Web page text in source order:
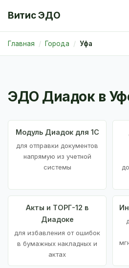
Витис ЭДО
Главная Города Уфа
ЭДО Диадок в
Модуль Диадок для 1С
для отправки документов
напрямую из учетной
системы
Акты и ТОРГ-12 в
Диадоке
для избавления от ошибок
в бумажных накладных и
актах